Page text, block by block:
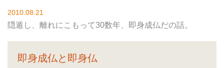
2010.08.21
隠遁し、離れにこもって30数年、即身成仏だの話。
即身成仏と即身仏